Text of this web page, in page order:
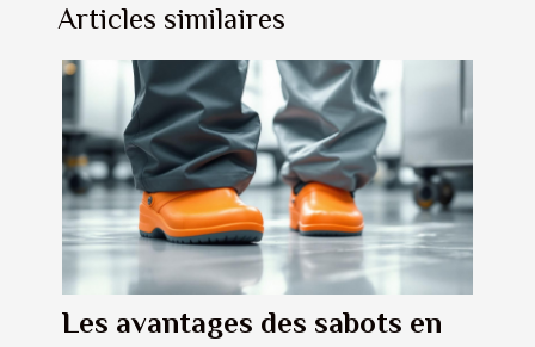
Articles similaires
Les avantages des sabots en